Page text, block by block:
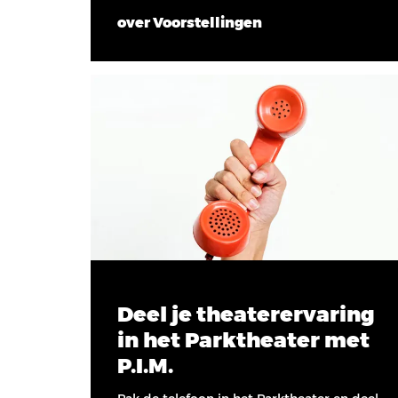
over Voorstellingen
Deel je theaterervaring
in het Parktheater met
P.I.M.